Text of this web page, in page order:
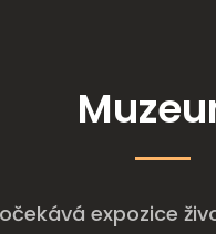
expozice